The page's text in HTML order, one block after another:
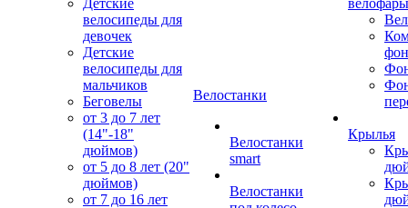
Детские
велосипеды для
девочек
Детские
велосипеды для
мальчиков
Беговелы
от 3 до 7 лет
(14"-18"
дюймов)
от 5 до 8 лет (20"
дюймов)
от 7 до 16 лет
Велостанки
Велостанки
smart
Велостанки
велофары
Крылья